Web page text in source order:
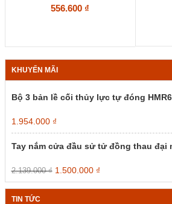
556.600 ₫
KHUYẾN MÃI
Bộ 3 bản lề cối thủy lực tự đóng
Giá
gốc
là:
2.385.000 ₫.
1.954.000 ₫Giá
hiện
tại
Tay nắm cửa đầu sử tử đồng thau đại
2.139.000₫ Giá
gốc
là:
1.500.000 ₫Giá
hiện
tại
TIN TỨC